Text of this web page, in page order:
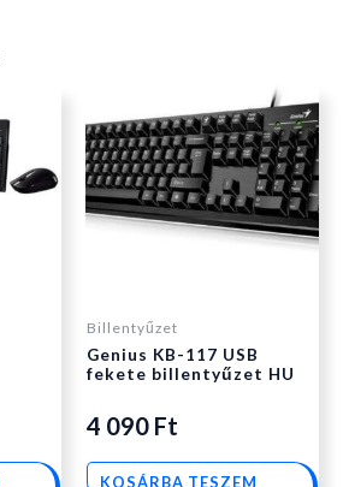
Billentyűzet
Genius KB-117 USB
fekete billentyűzet HU
4 090 Ft
KOSÁRBA TESZEM